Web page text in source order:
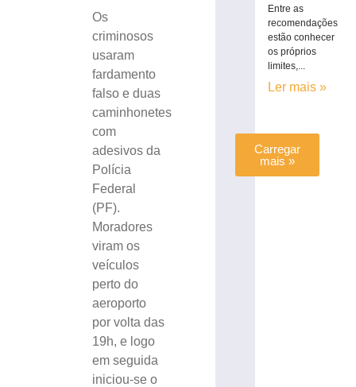
Os
criminosos
usaram
fardamento
falso e duas
caminhonetes
com
adesivos da
Polícia
Federal
(PF).
Moradores
viram os
veículos
perto do
aeroporto
por volta das
19h, e logo
em seguida
iniciou-se o
Carregar
mais »
Entre as
recomendações
estão conhecer
os próprios
limites,...
Ler mais »